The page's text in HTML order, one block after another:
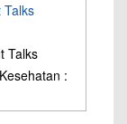
Talks
Talks
: